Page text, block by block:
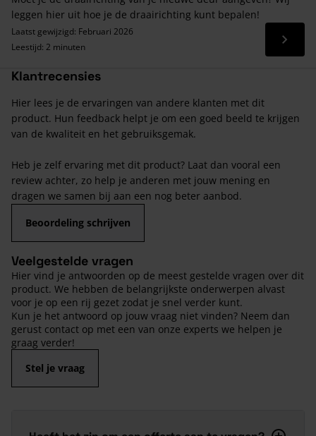
leggen hier uit hoe je de draairichting kunt bepalen!
Laatst gewijzigd: Februari 2026
Leestijd: 2 minuten
Lees
Klantrecensies
Hier lees je de ervaringen van andere klanten met dit
product. Hun feedback helpt je om een goed beeld te krijgen
van de kwaliteit en het gebruiksgemak.
Heb je zelf ervaring met dit product? Laat dan vooral een
review achter, zo help je anderen met jouw mening en
dragen we samen bij aan een nog beter aanbod.
Beoordeling schrijven
Veelgestelde vragen
Hier vind je antwoorden op de meest gestelde vragen over dit
product. We hebben de belangrijkste onderwerpen alvast
voor je op een rij gezet zodat je snel verder kunt.
Kun je het antwoord op jouw vraag niet vinden? Neem dan
gerust contact op met een van onze experts we helpen je
graag verder!
Stel je vraag